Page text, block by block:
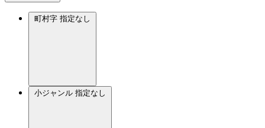
町村字 指定なし
小ジャンル 指定なし